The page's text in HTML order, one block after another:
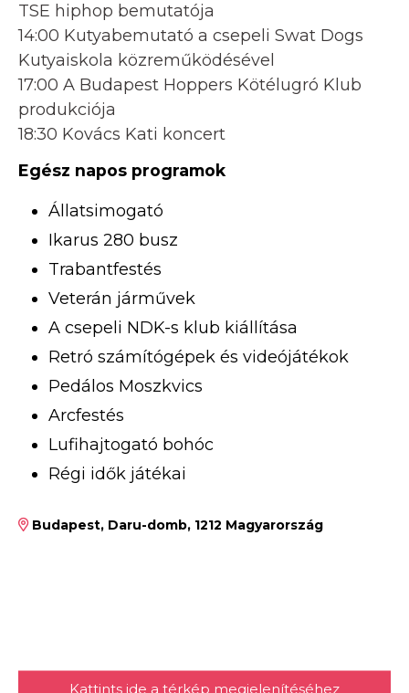
TSE hiphop bemutatója
14:00 Kutyabemutató a csepeli Swat Dogs
Kutyaiskola közreműködésével
17:00 A Budapest Hoppers Kötélugró Klub
produkciója
18:30 Kovács Kati koncert
Egész napos programok
Állatsimogató
Ikarus 280 busz
Trabantfestés
Veterán járművek
A csepeli NDK-s klub kiállítása
Retró számítógépek és videójátékok
Pedálos Moszkvics
Arcfestés
Lufihajtogató bohóc
Régi idők játékai
Budapest, Daru-domb, 1212 Magyarország
Kattints ide a térkép megjelenítéséhez